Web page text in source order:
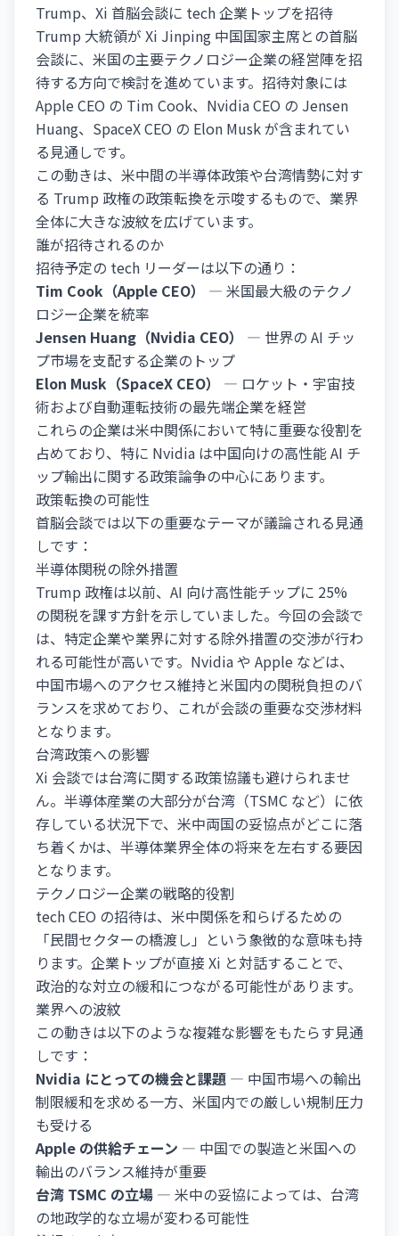
Trump、Xi 首脳会談に tech 企業トップを招待
Trump 大統領が Xi Jinping 中国国家主席との首脳
会談に、米国の主要テクノロジー企業の経営陣を招
待する方向で検討を進めています。招待対象には
Apple CEO の Tim Cook、Nvidia CEO の Jensen
Huang、SpaceX CEO の Elon Musk が含まれてい
る見通しです。
この動きは、米中間の半導体政策や台湾情勢に対す
る Trump 政権の政策転換を示唆するもので、業界
全体に大きな波紋を広げています。
誰が招待されるのか
招待予定の tech リーダーは以下の通り：
Tim Cook（Apple CEO）
— 米国最大級のテクノ
ロジー企業を統率
Jensen Huang（Nvidia CEO）
— 世界の AI チッ
プ市場を支配する企業のトップ
Elon Musk（SpaceX CEO）
— ロケット・宇宙技
術および自動運転技術の最先端企業を経営
これらの企業は米中関係において特に重要な役割を
占めており、特に Nvidia は中国向けの高性能 AI チ
ップ輸出に関する政策論争の中心にあります。
政策転換の可能性
首脳会談では以下の重要なテーマが議論される見通
しです：
半導体関税の除外措置
Trump 政権は以前、AI 向け高性能チップに 25%
の関税を課す方針を示していました。今回の会談で
は、特定企業や業界に対する除外措置の交渉が行わ
れる可能性が高いです。Nvidia や Apple などは、
中国市場へのアクセス維持と米国内の関税負担のバ
ランスを求めており、これが会談の重要な交渉材料
となります。
台湾政策への影響
Xi 会談では台湾に関する政策協議も避けられませ
ん。半導体産業の大部分が台湾（TSMC など）に依
存している状況下で、米中両国の妥協点がどこに落
ち着くかは、半導体業界全体の将来を左右する要因
となります。
テクノロジー企業の戦略的役割
tech CEO の招待は、米中関係を和らげるための
「民間セクターの橋渡し」という象徴的な意味も持
ります。企業トップが直接 Xi と対話することで、
政治的な対立の緩和につながる可能性があります。
業界への波紋
この動きは以下のような複雑な影響をもたらす見通
しです：
Nvidia にとっての機会と課題 — 中国市場への輸出
制限緩和を求める一方、米国内での厳しい規制圧力
も受ける
Apple の供給チェーン — 中国での製造と米国への
輸出のバランス維持が重要
台湾 TSMC の立場 — 米中の妥協によっては、台湾
の地政学的な立場が変わる可能性